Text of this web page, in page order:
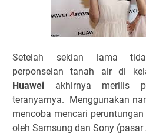
Setelah sekian lama
perponselan tanah air di
Huawei akhirnya merilis
teranyarnya. Menggunakan
mencoba mencari
oleh Samsung dan Sony (pasar